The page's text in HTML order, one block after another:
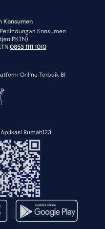
Konsumen
Konsumen
PKTN)
0853 1111 1010
Online Terbaik BI
Rumah123